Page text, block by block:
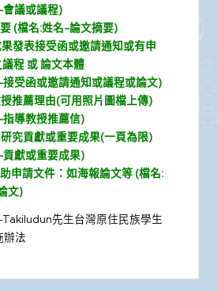
議或議程)
(檔名:姓名-論文摘要)
發表接受函或邀請通知或有申
程 或 論文本體
受函或邀請通知或議程或論文)
推薦理由(可用照片圖檔上傳)
導教授推薦信)
究貢獻或重要成果(一頁為限)
獻或重要成果)
申請文件：如海報論文等 (檔名:
文)
先生台灣原住民族學生
辦法